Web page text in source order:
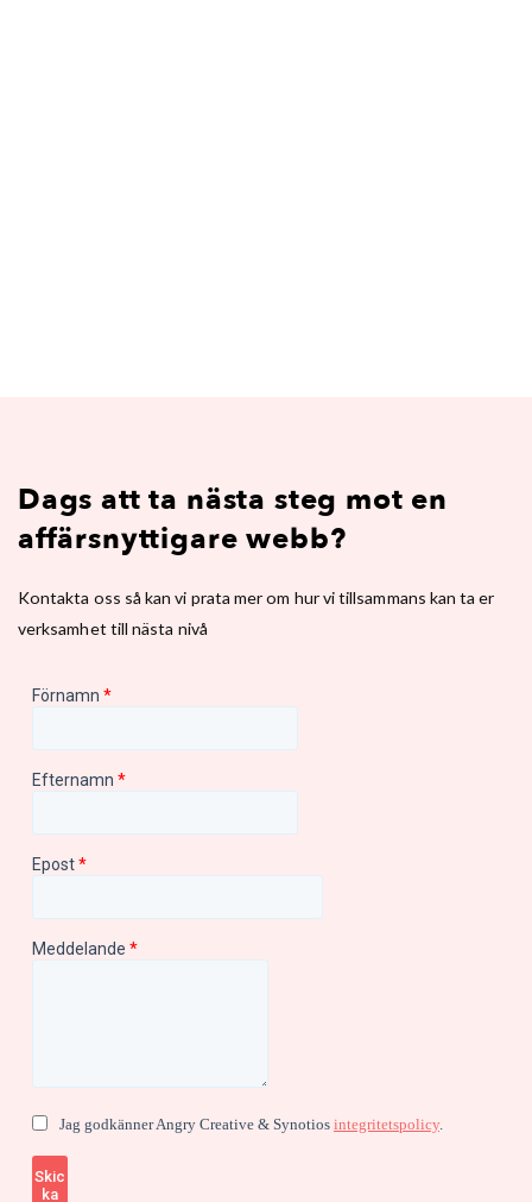
Dags att ta nästa steg mot en
affärsnyttigare webb?
Kontakta oss så kan vi prata mer om hur vi tillsammans kan ta er
verksamhet till nästa nivå